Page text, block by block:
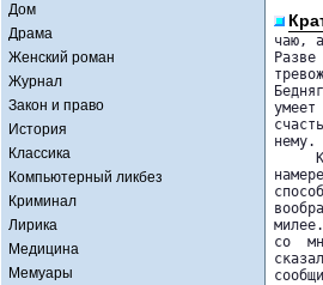
Дом
Драма
Женский роман
Журнал
Закон и право
История
Классика
Компьютерный ликбез
Криминал
Лирика
Медицина
Мемуары
чаю,
нему.
со